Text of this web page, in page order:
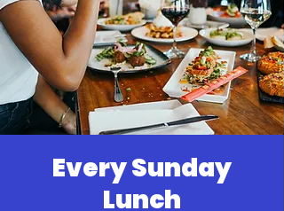
Every Sunday
Lunch